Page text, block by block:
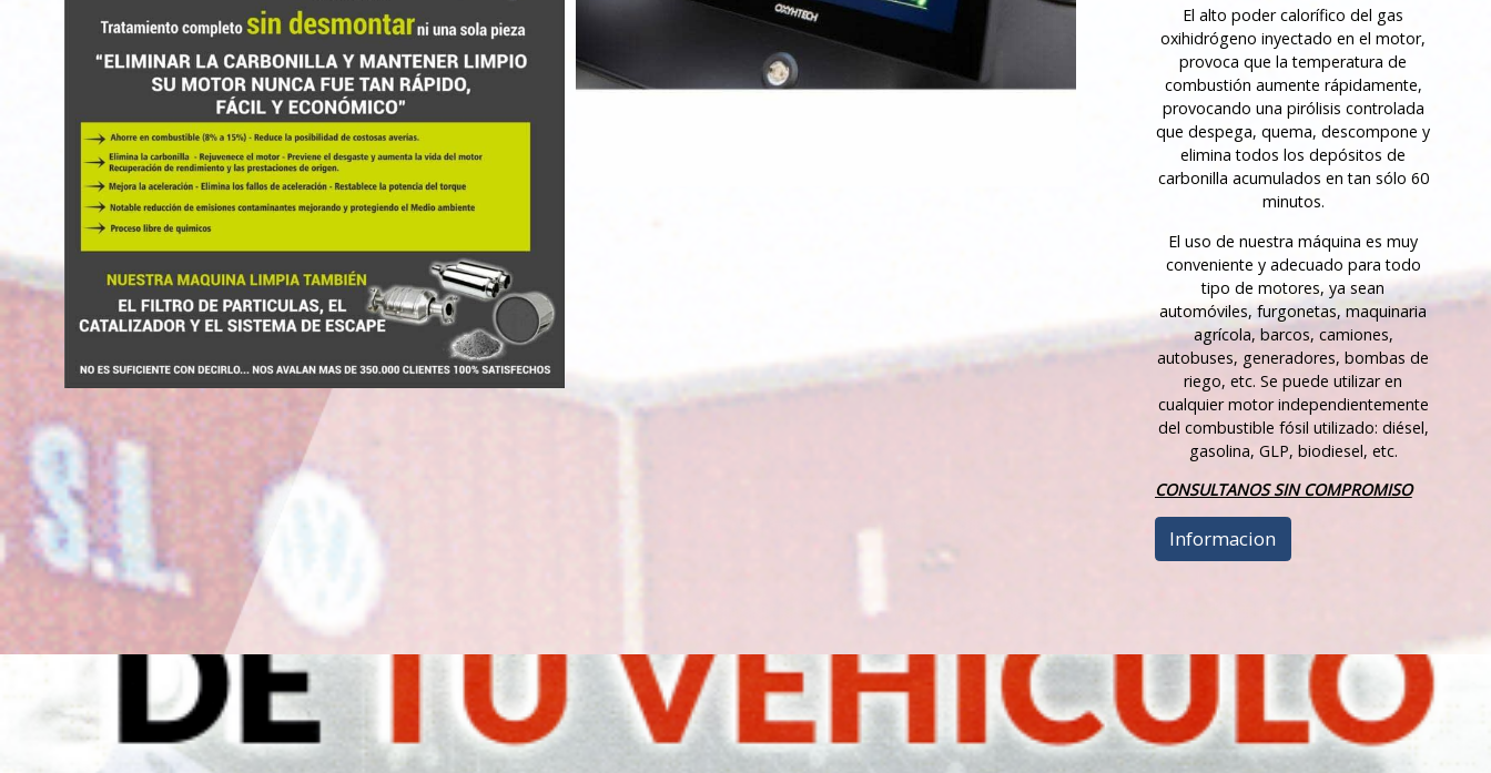
El alto poder calorífico del gas
oxihidrógeno inyectado en el motor,
provoca que la temperatura de
combustión aumente rápidamente,
provocando una pirólisis controlada
que despega, quema, descompone y
elimina todos los depósitos de
carbonilla acumulados en tan sólo 60
minutos.
El uso de nuestra máquina es muy
conveniente y adecuado para todo
tipo de motores, ya sean
automóviles, furgonetas, maquinaria
agrícola, barcos, camiones,
autobuses, generadores, bombas de
riego, etc. Se puede utilizar en
cualquier motor independientemente
del combustible fósil utilizado: diésel,
gasolina, GLP, biodiesel, etc.
CONSULTANOS SIN COMPROMISO
Informacion